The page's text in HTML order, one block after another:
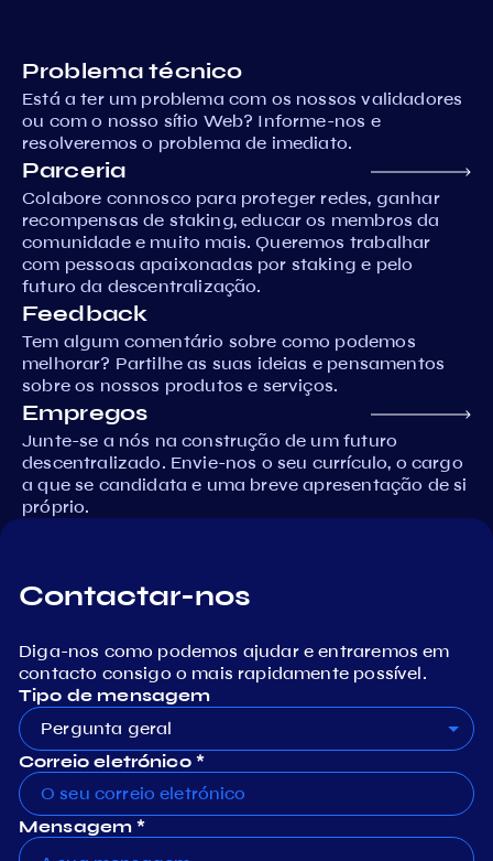
Problema técnico
Está a ter um problema com os nossos validadores
ou com o nosso sítio Web? Informe-nos e
resolveremos o problema de imediato.
Parceria
Colabore connosco para proteger redes, ganhar
recompensas de staking, educar os membros da
comunidade e muito mais. Queremos trabalhar
com pessoas apaixonadas por staking e pelo
futuro da descentralização.
Feedback
Tem algum comentário sobre como podemos
melhorar? Partilhe as suas ideias e pensamentos
sobre os nossos produtos e serviços.
Empregos
Junte-se a nós na construção de um futuro
descentralizado. Envie-nos o seu currículo, o cargo
a que se candidata e uma breve apresentação de si
próprio.
Contactar-nos
Diga-nos como podemos ajudar e entraremos em
contacto consigo o mais rapidamente possível.
Tipo de mensagem
Pergunta geral
Correio eletrónico *
Mensagem *